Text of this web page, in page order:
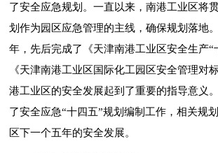
了安全应急规划。一直以来，南港工业区将
划作为园区应急管理的主线，确保规划落地
年，先后完成了《天津南港工业区安全生产“
《天津南港工业区国际化工园区安全管理对
港工业区的安全发展起到了重要的指导意义
了安全应急“十四五”规划编制工作，相关规
区下一个五年的安全发展。